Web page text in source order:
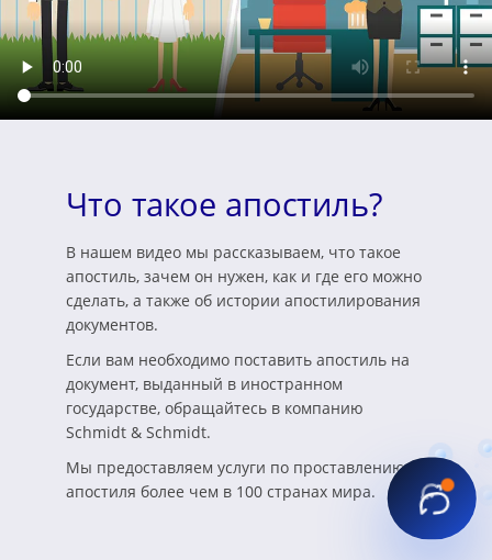
Что такое апостиль?
В нашем видео мы рассказываем, что такое
апостиль, зачем он нужен, как и где его можно
сделать, а также об истории апостилирования
документов.
Если вам необходимо поставить апостиль на
документ, выданный в иностранном
государстве, обращайтесь в компанию
Schmidt & Schmidt.
Мы предоставляем услуги по проставлению
апостиля более чем в 100 странах мира.